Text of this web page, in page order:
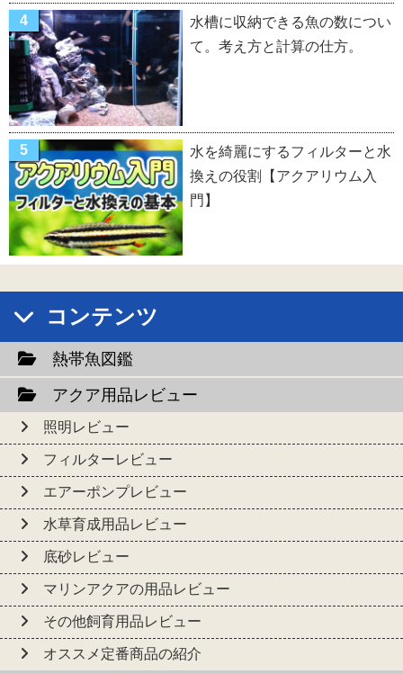
水槽に収納できる魚の数につい
て。考え方と計算の仕方。
水を綺麗にするフィルターと水
換えの役割【アクアリウム入
門】
コンテンツ
熱帯魚図鑑
アクア用品レビュー
照明レビュー
フィルターレビュー
エアーポンプレビュー
水草育成用品レビュー
底砂レビュー
マリンアクアの用品レビュー
その他飼育用品レビュー
オススメ定番商品の紹介